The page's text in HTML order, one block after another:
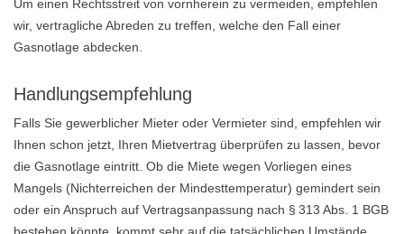
Um einen Rechtsstreit von vornherein zu vermeiden, empfehlen
wir, vertragliche Abreden zu treffen, welche den Fall einer
Gasnotlage abdecken.
Handlungsempfehlung
Falls Sie gewerblicher Mieter oder Vermieter sind, empfehlen wir
Ihnen schon jetzt, Ihren Mietvertrag überprüfen zu lassen, bevor
die Gasnotlage eintritt. Ob die Miete wegen Vorliegen eines
Mangels (Nichterreichen der Mindesttemperatur) gemindert sein
oder ein Anspruch auf Vertragsanpassung nach § 313 Abs. 1 BGB
bestehen könnte, kommt sehr auf die tatsächlichen Umstände